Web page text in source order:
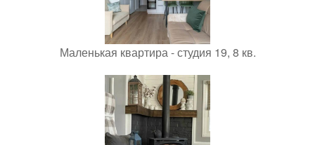
Маленькая квартира - студия 19, 8 кв.